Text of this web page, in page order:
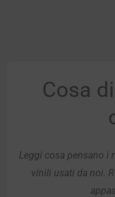
Cosa
Leggi cosa pensano i
vinili usati da noi.